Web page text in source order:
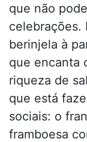
que não
celebrações.
berinjela à
que encanta
riqueza de
que está
sociais: o
framboesa